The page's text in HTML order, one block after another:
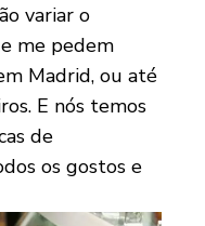
variar o
me pedem
Madrid, ou até
E nós temos
de
os gostos e